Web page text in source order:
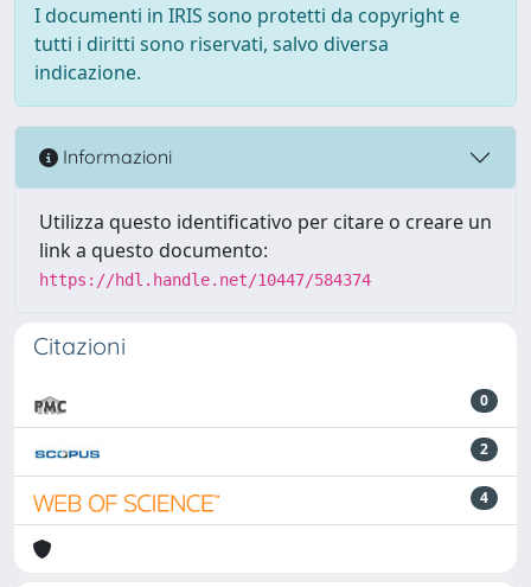
I documenti in IRIS sono protetti da copyright e
tutti i diritti sono riservati, salvo diversa
indicazione.
Informazioni
Utilizza questo identificativo per citare o creare un
link a questo documento:
https://hdl.handle.net/10447/584374
Citazioni
0
2
4